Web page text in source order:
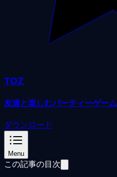
TOZ
友達と楽しむパーティーゲーム
ダウンロード
Menu
この記事の目次